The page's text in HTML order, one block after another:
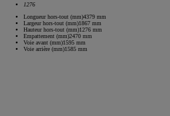
1276
Longueur hors-tout (mm)4379 mm
Largeur hors-tout (mm)1867 mm
Hauteur hors-tout (mm)1276 mm
Empattement (mm)2470 mm
Voie avant (mm)1595 mm
Voie arrière (mm)1585 mm